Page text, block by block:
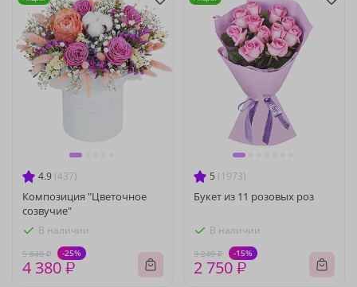
4.9 (437)
Композиция "Цветочное
созвучие"
В наличии
5 840 ₽ -25%
4 380 ₽
5 (1973)
Букет из 11 розовых роз
В наличии
3 240 ₽ -15%
2 750 ₽